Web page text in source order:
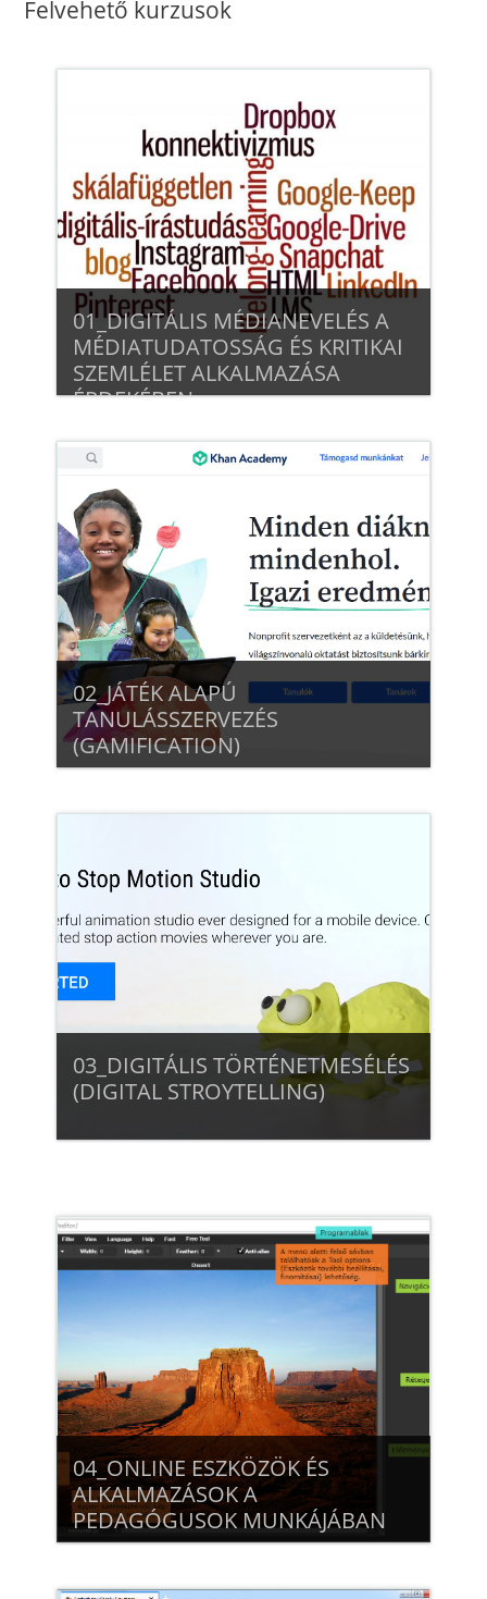
Felvehető kurzusok
01_DIGITÁLIS MÉDIANEVELÉS A
MÉDIATUDATOSSÁG ÉS KRITIKAI
SZEMLÉLET ALKALMAZÁSA
ÉRDEKÉBEN
Beiratkozás
02_JÁTÉK ALAPÚ
TANULÁSSZERVEZÉS
(GAMIFICATION)
03_DIGITÁLIS TÖRTÉNETMESÉLÉS
(DIGITAL STROYTELLING)
04_ONLINE ESZKÖZÖK ÉS
ALKALMAZÁSOK A
PEDAGÓGUSOK MUNKÁJÁBAN